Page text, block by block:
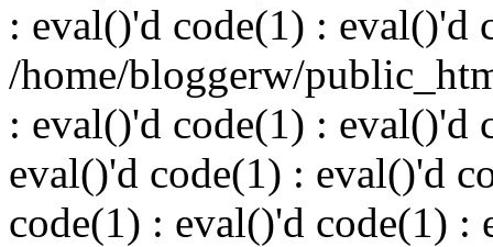
: eval()'d code(1) : eval()'d
/home/bloggerw/
: eval()'d code(1) : eval()'d
eval()'d code(1) : eval()'d
code(1) : eval()'d code(1) :